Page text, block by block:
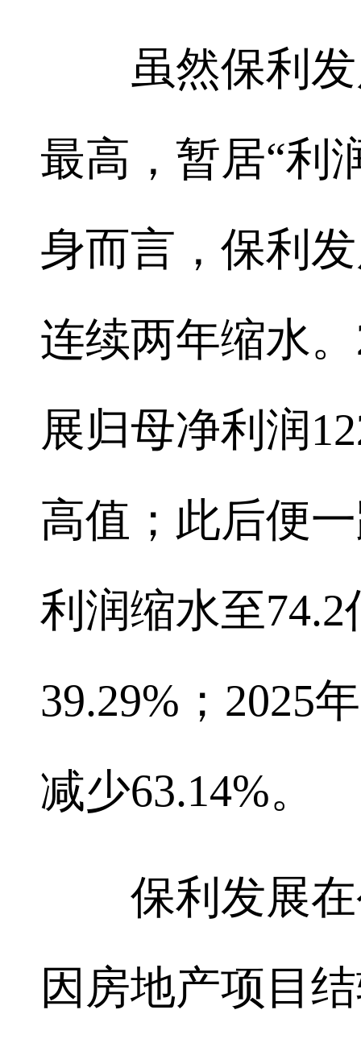
虽然保利发
最高，暂居“利
身而言，保利
连续两年缩水
展归母净利润
高值；此后便
利润缩水至
39.29%；2025
减少63.14%。
保利发展在
因房地产项目